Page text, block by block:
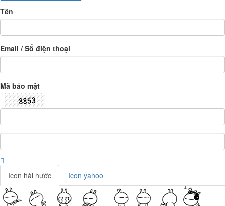
Tên
Email / Số điện thoại
Mã bảo mật
Icon hài hước Icon yahoo